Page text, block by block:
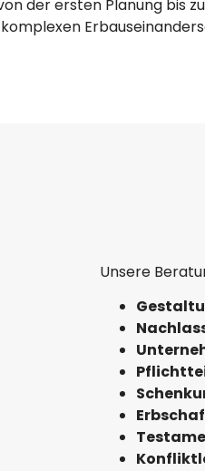
der ersten Planung bis
Unsere